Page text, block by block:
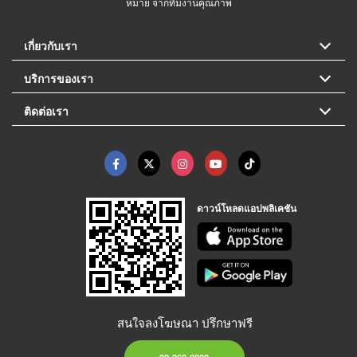
เกี่ยวกับเรา
บริการของเรา
ติดต่อเรา
ดาวน์โหลดแอปพลิเคชัน
สนใจลงโฆษณา ปรึกษาฟรี